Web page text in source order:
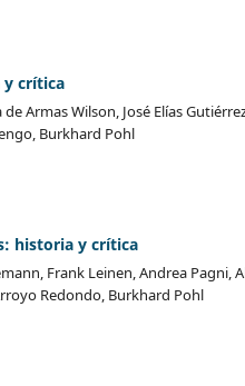
y crítica
Armas Wilson, José Elías
Burkhard Pohl
historia y crítica
Frank Leinen, Andrea Pagni,
Redondo, Burkhard Pohl